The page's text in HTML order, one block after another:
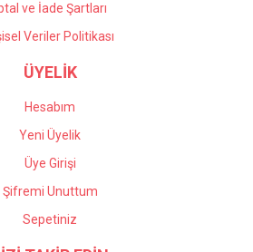
ve İade Şartları
Veriler Politikası
ÜYELİK
Hesabım
Yeni Üyelik
Üye Girişi
Şifremi Unuttum
Sepetiniz